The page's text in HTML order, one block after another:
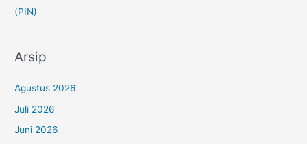
(PIN)
Arsip
Agustus 2026
Juli 2026
Juni 2026